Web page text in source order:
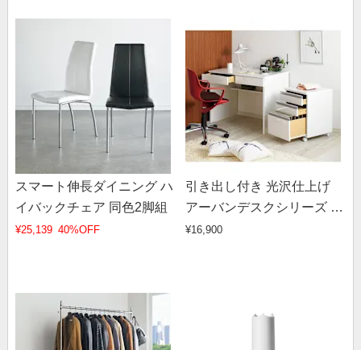
スマート伸長ダイニング ハ
イバックチェア 同色2脚組
¥25,139 40%OFF
引き出し付き 光沢仕上げ
アーバンデスクシリーズ デ
スク 幅90cm
¥16,900